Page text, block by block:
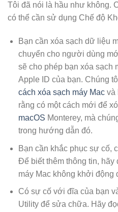
Tôi đã nói là hầu như không.
có thể cần sử dụng Chế độ
Bạn cần xóa sạch dữ liệu
chuyển cho người dùng
sẽ cho phép bạn xóa sạch
Apple ID của bạn. Chúng
cách xóa sạch máy Macvà
rằng có một cách mới để
macOS Monterey, mà
trong hướng dẫn đó.
Bạn cần khắc phục sự cố,
Để biết thêm thông tin,
máy Mac không khởi động
Có sự cố với đĩa của bạn
Utility để sửa chữa. Hãy